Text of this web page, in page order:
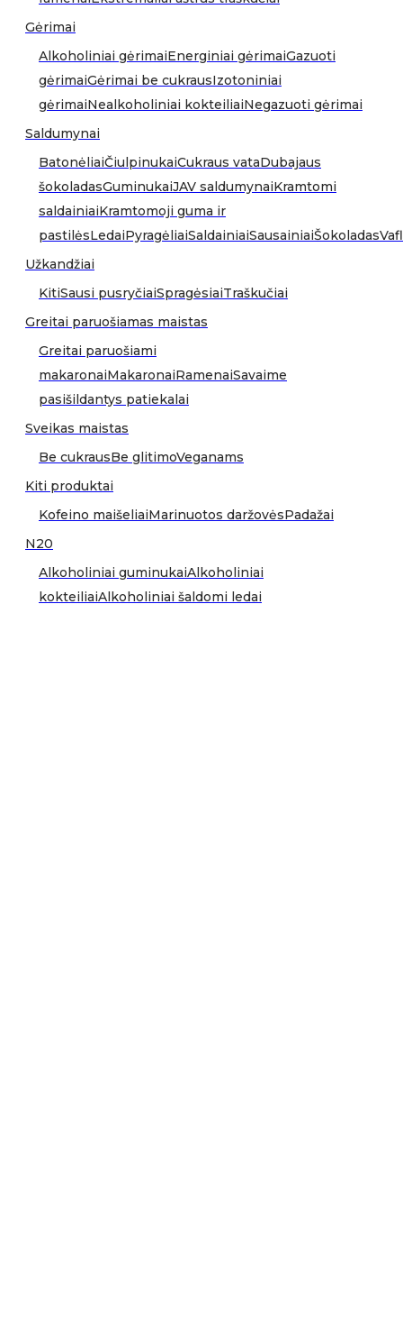
Gėrimai
Alkoholiniai gėrimaiEnerginiai gėrimaiGazuoti
gėrimaiGėrimai be cukrausIzotoniniai
gėrimaiNealkoholiniai kokteiliaiNegazuoti gėrimai
Saldumynai
BatonėliaiČiulpinukaiCukraus vataDubajaus
šokoladasGuminukaiJAV saldumynaiKramtomi
saldainiaiKramtomoji guma ir
pastilėsLedaiPyragėliaiSaldainiaiSausainiaiŠokoladas
Užkandžiai
KitiSausi pusryčiaiSpragėsiaiTraškučiai
Greitai paruošiamas maistas
Greitai paruošiami
makaronaiMakaronaiRamenaiSavaime
pasišildantys patiekalai
Sveikas maistas
Be cukrausBe glitimoVeganams
Kiti produktai
Kofeino maišeliaiMarinuotos daržovėsPadažai
N20
Alkoholiniai guminukaiAlkoholiniai
kokteiliaiAlkoholiniai šaldomi ledai